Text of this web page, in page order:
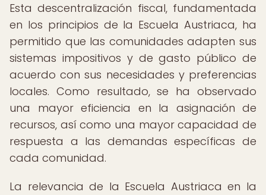
Esta descentralización fiscal, fundamentada
en los principios de la Escuela Austriaca, ha
permitido que las comunidades adapten sus
sistemas impositivos y de gasto público de
acuerdo con sus necesidades y preferencias
locales. Como resultado, se ha observado
una mayor eficiencia en la asignación de
recursos, así como una mayor capacidad de
respuesta a las demandas específicas de
cada comunidad.
La relevancia de la Escuela Austriaca en la